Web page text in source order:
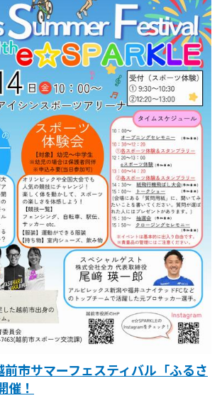
市サマーフェスティバル「ふるさ
催！